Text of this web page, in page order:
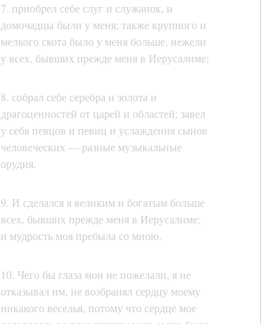
7. приобрел себе слуг и служанок, и
домочадцы были у меня; также крупного и
мелкого скота было у меня больше, нежели
у всеx, бывших прежде меня в Иерусалиме;
8. собрал себе серебра и золота и
драгоценностей от царей и областей; завел
у себя певцов и певиц и услаждения сынов
человеческих — разные музыкальные
орудия.
9. И сделался я великим и богатым больше
всех, бывших прежде меня в Иерусалиме;
и мудрость моя пребыла со мною.
10. Чего бы глаза мои не пожелали, я не
отказывал им, не возбранял сердцу моему
никакого веселья, потому что сердце мое